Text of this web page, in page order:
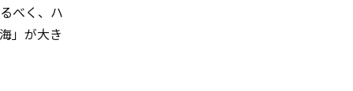
べく、ハ
」が大き